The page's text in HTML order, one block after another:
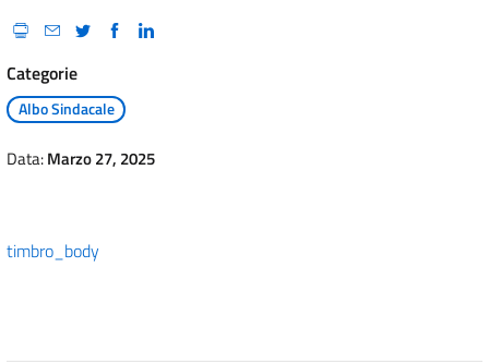
Categorie
Albo Sindacale
Data:Marzo 27, 2025
timbro_body